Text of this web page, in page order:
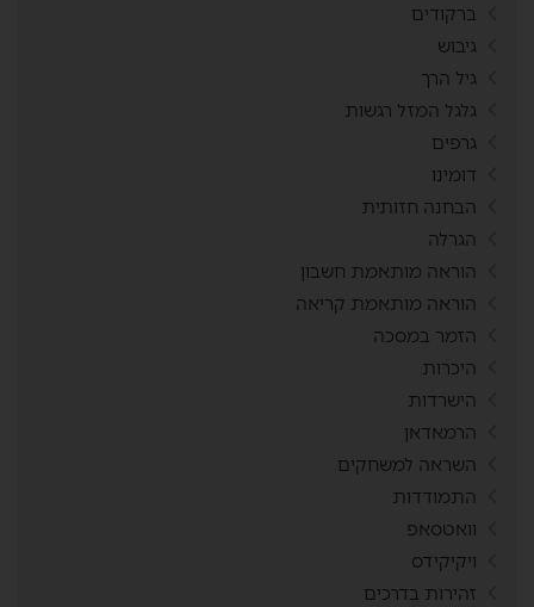
ברקודים
גיבוש
גיל הרך
גלגל המזל רגשות
גרפים
דומינו
הבחנה חזותית
הגרלה
הוראה מותאמת חשבון
הוראה מותאמת קריאה
הזמר במסכה
היכרות
הישרדות
הרמאדאן
השראה למשחקים
התמודדות
וואטסאפ
ויקיקידס
זהירות בדרכים